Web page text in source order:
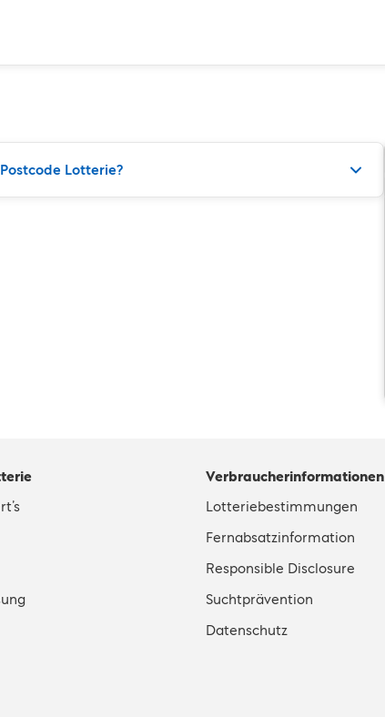
Lotterie?
Verbraucherinformationen
Lotteriebestimmungen
Fernabsatzinformation
Responsible Disclosure
Suchtprävention
Datenschutz